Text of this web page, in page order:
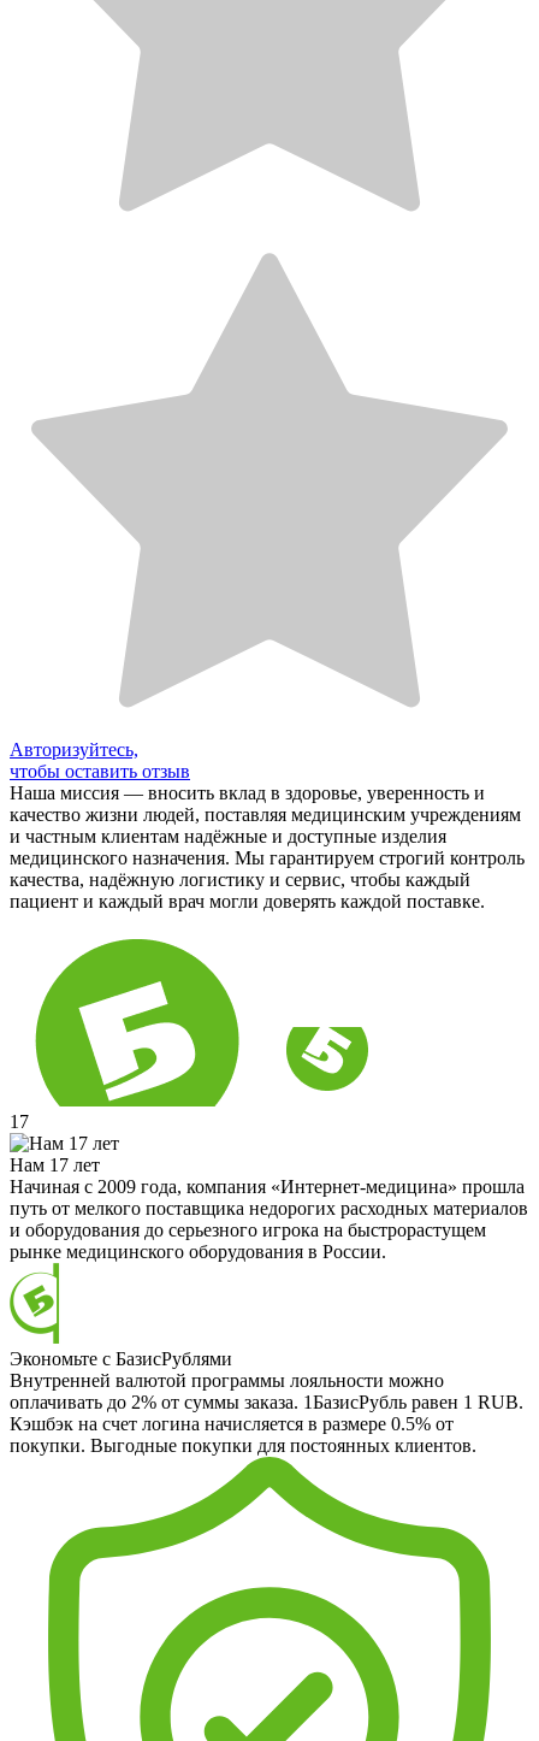
Авторизуйтесь,
чтобы оставить отзыв
Наша миссия — вносить вклад в здоровье, уверенность и
качество жизни людей, поставляя медицинским учреждениям
и частным клиентам надёжные и доступные изделия
медицинского назначения. Мы гарантируем строгий контроль
качества, надёжную логистику и сервис, чтобы каждый
пациент и каждый врач могли доверять каждой поставке.
17
Нам 17 лет
Начиная с 2009 года, компания «Интернет-медицина» прошла
путь от мелкого поставщика недорогих расходных материалов
и оборудования до серьезного игрока на быстрорастущем
рынке медицинского оборудования в России.
Экономьте с БазисРублями
Внутренней валютой программы лояльности можно
оплачивать до 2% от суммы заказа. 1БазисРубль равен 1 RUB.
Кэшбэк на счет логина начисляется в размере 0.5% от
покупки. Выгодные покупки для постоянных клиентов.